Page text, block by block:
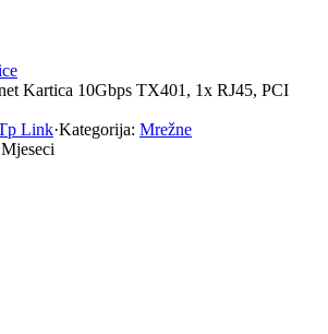
Kartica 10Gbps TX401, 1x RJ45, PCI
Link·Kategorija: Mrežne